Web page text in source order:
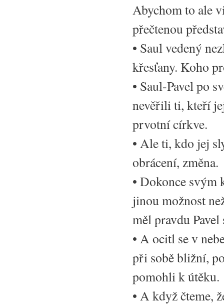
Abychom to ale
přečtenou
• Saul vedený
křesťany. Koho
• Saul-Pavel po
nevěřili ti, kteří
prvotní církve.
• Ale ti, kdo jej
obrácení, změna.
• Dokonce
jinou možnost
měl pravdu Pavel
• A ocitl se v
při sobě bližní,
pomohli k útěku.
• A když čteme,